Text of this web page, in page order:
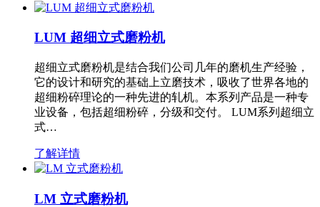
LUM 超细立式磨粉机
超细立式磨粉机是结合我们公司几年的磨机生产经验，
它的设计和研究的基础上立磨技术，吸收了世界各地的
超细粉碎理论的一种先进的轧机。本系列产品是一种专
业设备，包括超细粉碎，分级和交付。 LUM系列超细立
式…
了解详情
LM 立式磨粉机